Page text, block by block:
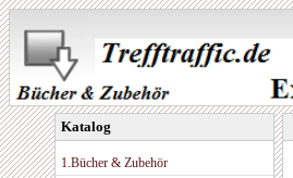
Katalog
1.Bücher & Zubehör